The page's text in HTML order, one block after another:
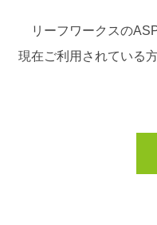
リーフワークスの
現在ご利用されている